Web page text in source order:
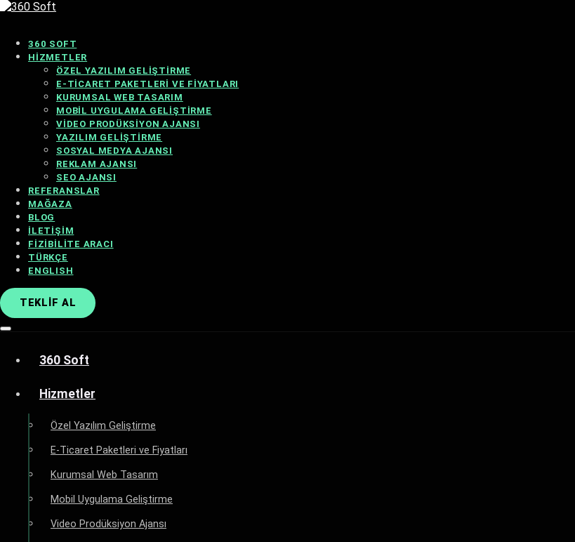
360 SOFT
HIZMETLER
ÖZEL YAZILIM GELIŞTIRME
E-TICARET PAKETLERI VE FIYATLARI
KURUMSAL WEB TASARIM
MOBIL UYGULAMA GELIŞTIRME
VIDEO PRODÜKSIYON AJANSI
YAZILIM GELIŞTIRME
SOSYAL MEDYA AJANSI
REKLAM AJANSI
SEO AJANSI
REFERANSLAR
MAĞAZA
BLOG
İLETIŞIM
FIZIBILITE ARACI
TÜRKÇE
ENGLISH
TEKLIF AL
360 Soft
Hizmetler
Özel Yazılım Geliştirme
E-Ticaret Paketleri ve Fiyatları
Kurumsal Web Tasarım
Mobil Uygulama Geliştirme
Video Prodüksiyon Ajansı